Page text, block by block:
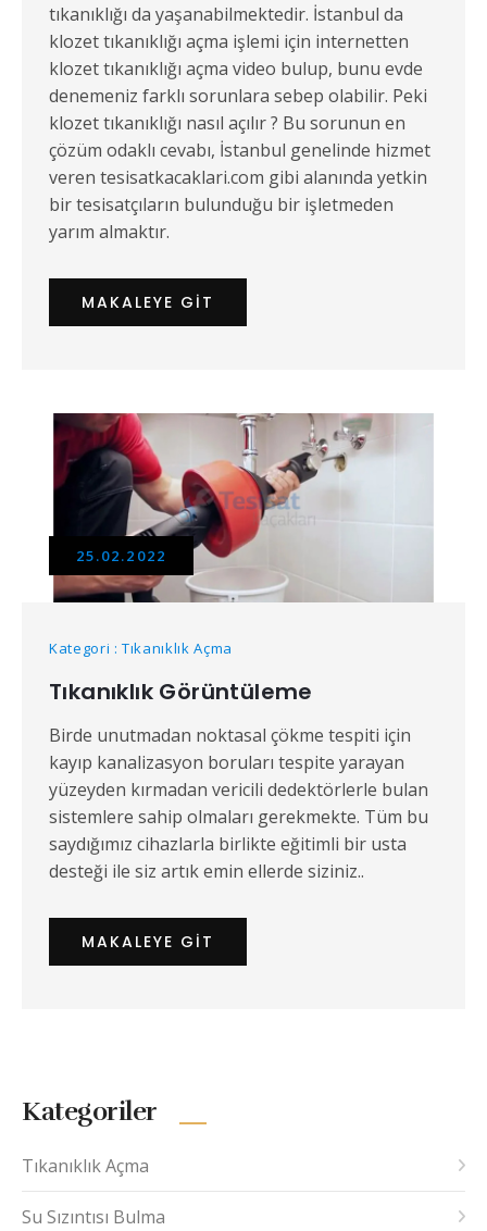
tıkanıklığı da yaşanabilmektedir. İstanbul da
klozet tıkanıklığı açma işlemi için internetten
klozet tıkanıklığı açma video bulup, bunu evde
denemeniz farklı sorunlara sebep olabilir. Peki
klozet tıkanıklığı nasıl açılır ? Bu sorunun en
çözüm odaklı cevabı, İstanbul genelinde hizmet
veren tesisatkacaklari.com gibi alanında yetkin
bir tesisatçıların bulunduğu bir işletmeden
yarım almaktır.
MAKALEYE GIT
25.02.2022
Kategori : Tıkanıklık Açma
Tıkanıklık Görüntüleme
Birde unutmadan noktasal çökme tespiti için
kayıp kanalizasyon boruları tespite yarayan
yüzeyden kırmadan vericili dedektörlerle bulan
sistemlere sahip olmaları gerekmekte. Tüm bu
saydığımız cihazlarla birlikte eğitimli bir usta
desteği ile siz artık emin ellerde siziniz..
MAKALEYE GIT
Kategoriler
Tıkanıklık Açma
Su Sızıntısı Bulma